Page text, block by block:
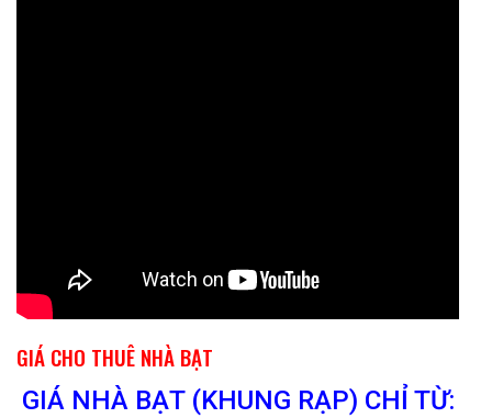
GIÁ CHO THUÊ NHÀ BẠT
GIÁ NHÀ BẠT (KHUNG RẠP) CHỈ TỪ: